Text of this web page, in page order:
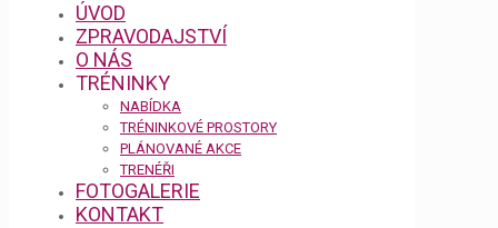
ÚVOD
ZPRAVODAJSTVÍ
O NÁS
TRÉNINKY
NABÍDKA
TRÉNINKOVÉ PROSTORY
PLÁNOVANÉ AKCE
TRENÉŘI
FOTOGALERIE
KONTAKT